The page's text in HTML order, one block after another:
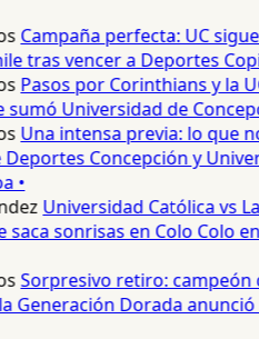
Campaña perfecta: UC
tras vencer a Deportes
Pasos por Corinthians y la
Universidad de
Una intensa previa: lo que
Concepción y
•
Universidad Católica vs
sonrisas en Colo Colo
Sorpresivo retiro: campeón
Generación Dorada anunció